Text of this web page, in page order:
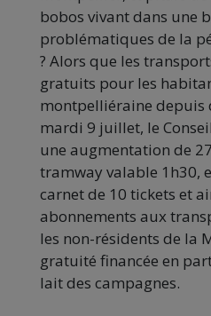
bobos vivant dans une
problématiques de la
? Alors que les
gratuits pour les
montpelliéraine depuis
mardi 9 juillet, le
une augmentation de
tramway valable 1h30,
carnet de 10 tickets et
abonnements aux
les non-résidents de la
gratuité financée en
lait des campagnes.